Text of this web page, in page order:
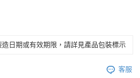
造日期或有效期限，請詳見產品包裝標示
客服